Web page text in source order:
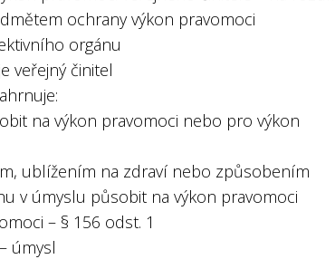
ochrany výkon pravomoci
orgánu
veřejný činitel
na výkon pravomoci nebo pro výkon
ublížením na zdraví nebo způsobením
v úmyslu působit na výkon pravomoci
– § 156 odst. 1
úmysl